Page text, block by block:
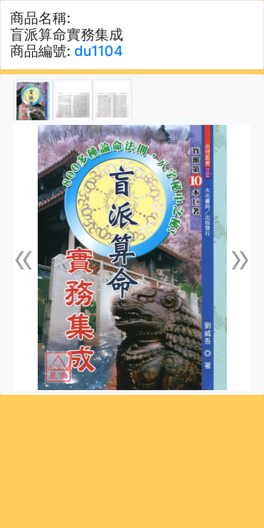
商品名稱:
盲派算命實務集成
商品編號: du1104
«上一張 »下一